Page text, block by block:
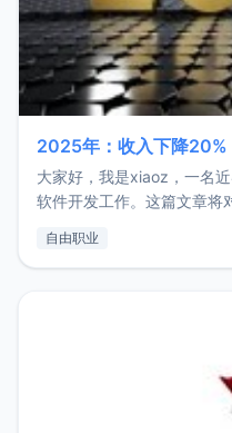
2025年：收入下降20%
大家好，我是xiaoz，一名
软件开发工作。这篇文章将
收入下降20%，但却过得
自由职业